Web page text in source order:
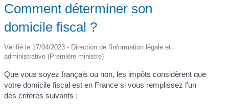
Comment déterminer son
domicile fiscal ?
Vérifié le 17/04/2023 - Direction de l'information légale et
administrative (Première ministre)
Que vous soyez français ou non, les impôts considèrent que
votre domicile fiscal est en France si vous remplissez l'un
des critères suivants :